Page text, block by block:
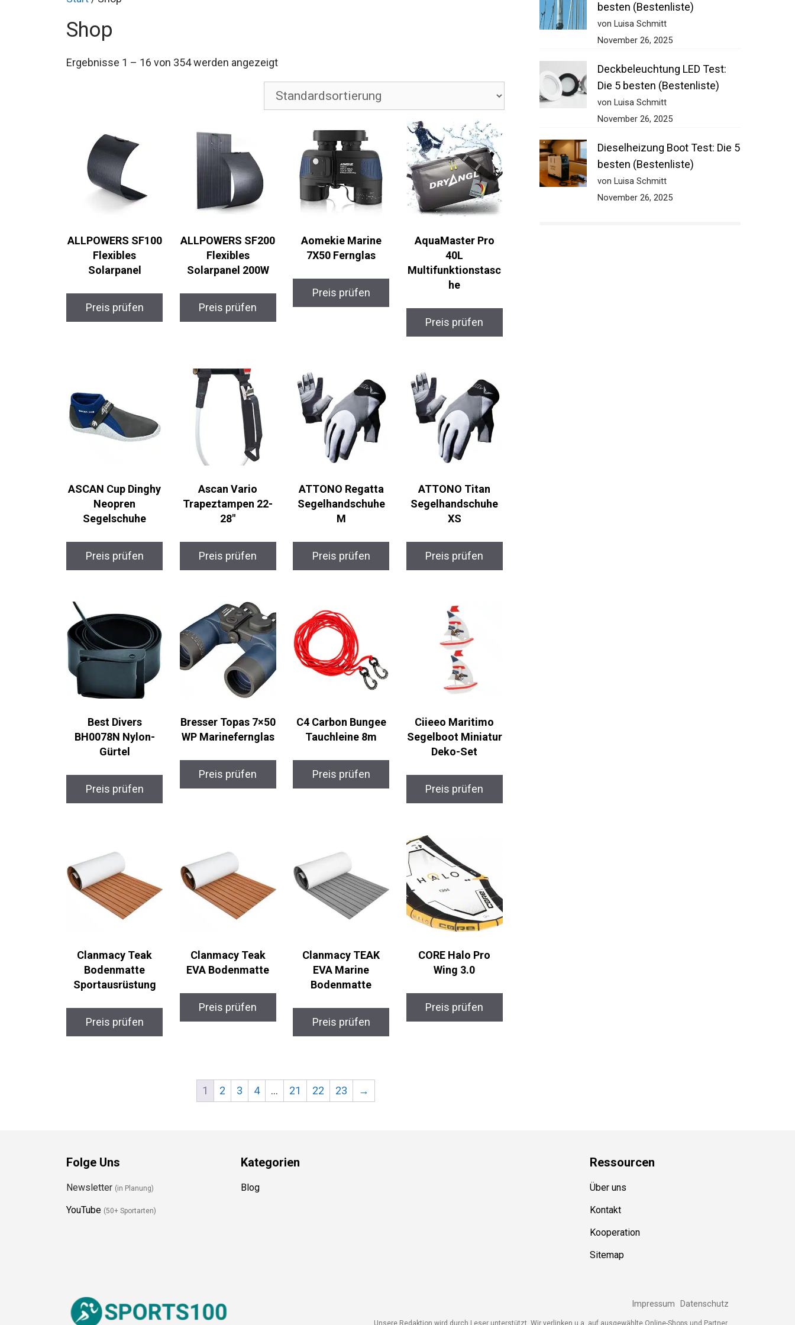
Shop
Ergebnisse 1 – 16 von 354 werden angezeigt
ALLPOWERS SF100
Flexibles
Solarpanel
Preis prüfen
ALLPOWERS SF200
Flexibles
Solarpanel 200W
Preis prüfen
Aomekie Marine
7X50 Fernglas
Preis prüfen
AquaMaster Pro
40L
Multifunktionstasc
he
Preis prüfen
ASCAN Cup Dinghy
Neopren
Segelschuhe
Preis prüfen
Ascan Vario
Trapeztampen 22-
28″
Preis prüfen
ATTONO Regatta
Segelhandschuhe
M
Preis prüfen
ATTONO Titan
Segelhandschuhe
XS
Preis prüfen
Best Divers
BH0078N Nylon-
Gürtel
Preis prüfen
Bresser Topas 7×50
WP Marinefernglas
Preis prüfen
C4 Carbon Bungee
Tauchleine 8m
Preis prüfen
Ciieeo Maritimo
Segelboot Miniatur
Deko-Set
Preis prüfen
Clanmacy Teak
Bodenmatte
Sportausrüstung
Preis prüfen
Clanmacy Teak
EVA Bodenmatte
Preis prüfen
Clanmacy TEAK
EVA Marine
Bodenmatte
Preis prüfen
CORE Halo Pro
Wing 3.0
Preis prüfen
1 2 3 21 22 23
besten (Bestenliste)
von Luisa Schmitt
November 26, 2025
Deckbeleuchtung LED Test:
Die 5 besten (Bestenliste)
von Luisa Schmitt
November 26, 2025
Dieselheizung Boot Test: Die
5 besten (Bestenliste)
von Luisa Schmitt
November 26, 2025
Folge Uns
Newsletter
YouTube
Kategorien
Blog
Ressourcen
Über uns
Kontakt
Kooperation
Sitemap
Impressum Datenschutz